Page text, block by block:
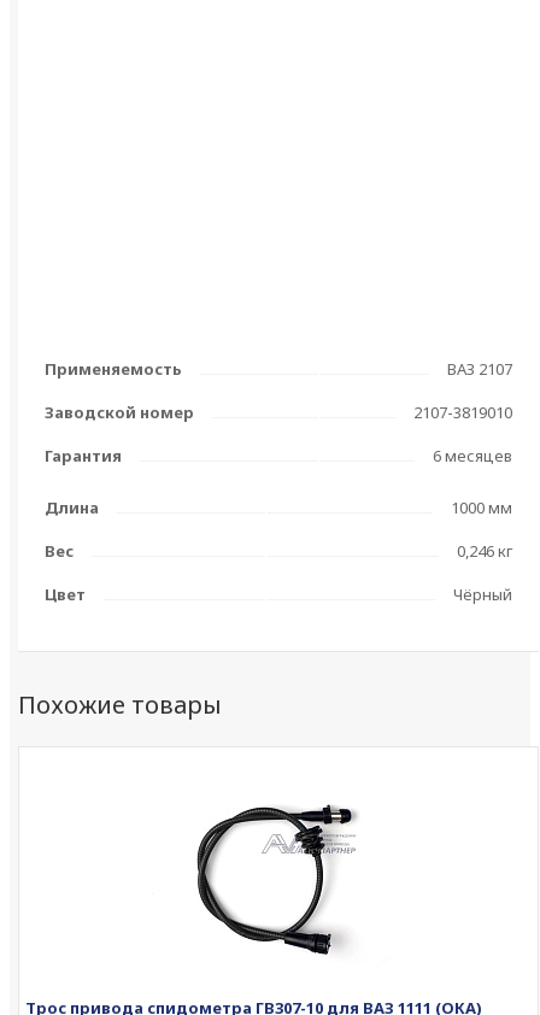
Применяемость
ВАЗ 2107
Заводской номер
2107-3819010
Гарантия
6 месяцев
Длина
1000 мм
Вес
0,246 кг
Цвет
Чёрный
Похожие товары
Трос привода спидометра ГВ307-10 для ВАЗ 1111 (ОКА)